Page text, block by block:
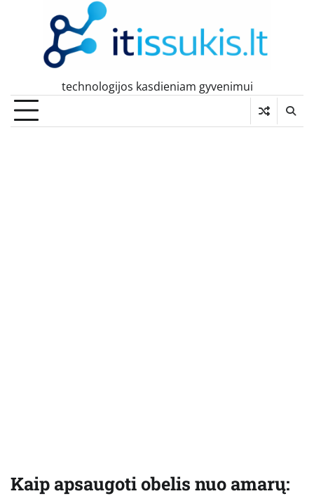
technologijos kasdieniam gyvenimui
Kaip apsaugoti obelis nuo amarų: